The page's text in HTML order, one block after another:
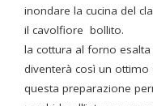
inondare la cucina del
il cavolfiore bollito.
la cottura al forno esalta
diventerà così un ottimo
questa preparazione